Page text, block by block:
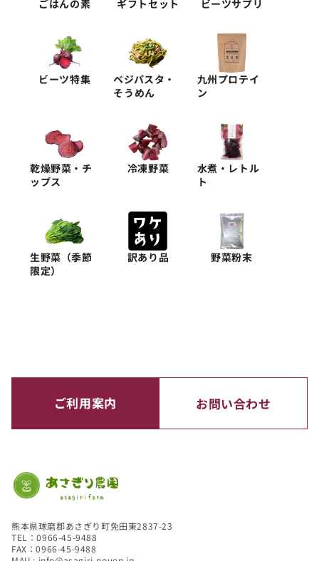
ごはんの素 ギフトセット ビーツサプリ
ビーツ特集
ベジパスタ・
そうめん
九州プロテイ
ン
乾燥野菜・チ
ップス
冷凍野菜
水煮・レトル
ト
生野菜（季節
限定）
訳あり品 野菜粉末
ご利用案内 お問い合わせ
熊本県球磨郡あさぎり町免田東2837-23
TEL：0966-45-9488
FAX：0966-45-9488